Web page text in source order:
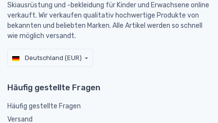
Skiausrüstung und -bekleidung für Kinder und Erwachsene online
verkauft. Wir verkaufen qualitativ hochwertige Produkte von
bekannten und beliebten Marken. Alle Artikel werden so schnell
wie möglich versandt.
Deutschland (EUR)
Häufig gestellte Fragen
Häufig gestellte Fragen
Versand